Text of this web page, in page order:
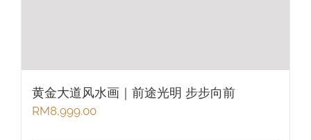
黄金大道风水画｜前途光明 步步向前
RM8,999.00